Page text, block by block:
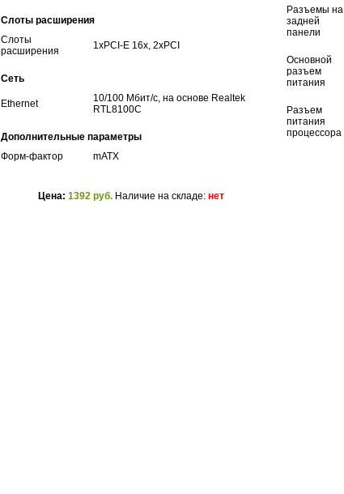
Слоты расширения
Слоты
расширения
1xPCI-E 16x, 2xPCI
Сеть
Ethernet
10/100 Мбит/с, на основе Realtek
RTL8100C
Дополнительные параметры
Форм-фактор
mATX
Разъемы на
задней
панели
Основной
разъем
питания
Разъем
питания
процессора
Цена: 1392 руб. Наличие на складе: нет